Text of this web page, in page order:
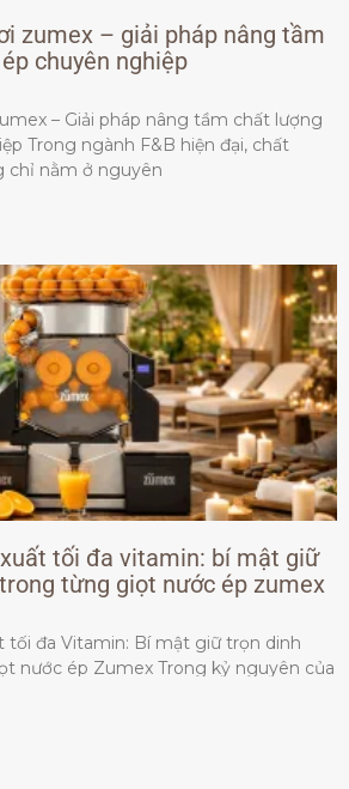
zumex – giải pháp nâng tầm
chuyên nghiệp
– Giải pháp nâng tầm chất lượng
Trong ngành F&B hiện đại, chất
chỉ nằm ở nguyên
tối đa vitamin: bí mật giữ
từng giọt nước ép zumex
tối đa Vitamin: Bí mật giữ trọn dinh
nước ép Zumex Trong kỷ nguyên của